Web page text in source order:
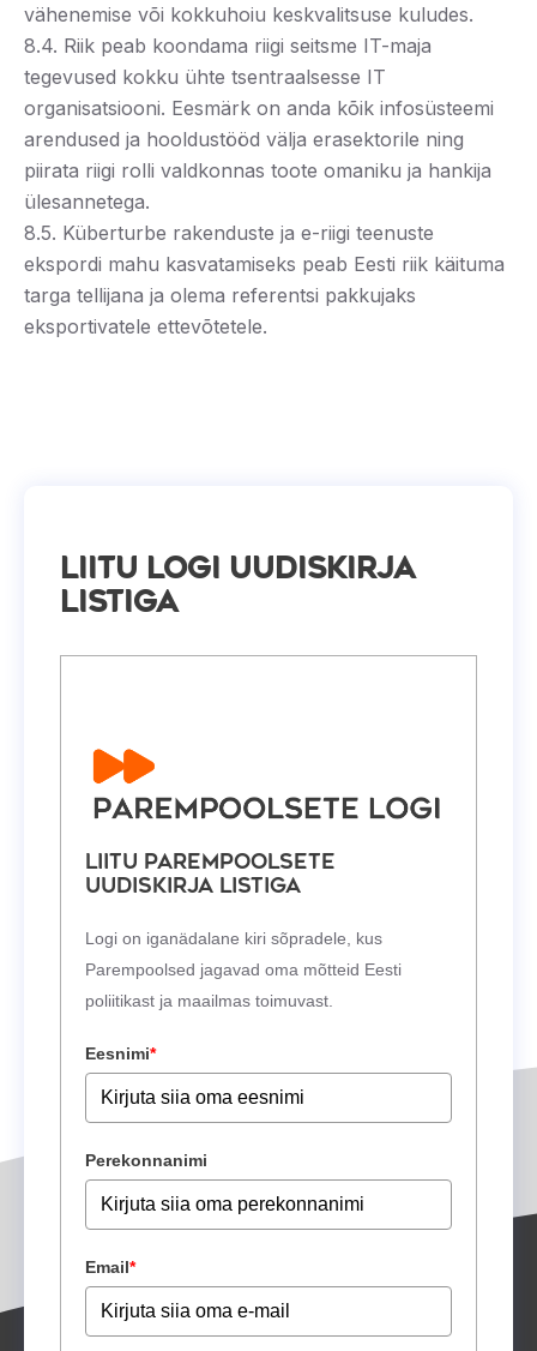
vähenemise või kokkuhoiu keskvalitsuse kuludes.
8.4. Riik peab koondama riigi seitsme IT-maja
tegevused kokku ühte tsentraalsesse IT
organisatsiooni. Eesmärk on anda kõik infosüsteemi
arendused ja hooldustööd välja erasektorile ning
piirata riigi rolli valdkonnas toote omaniku ja hankija
ülesannetega.
8.5. Küberturbe rakenduste ja e-riigi teenuste
ekspordi mahu kasvatamiseks peab Eesti riik käituma
targa tellijana ja olema referentsi pakkujaks
eksportivatele ettevõtetele.
Liitu Logi uudiskirja
listiga
Liitu Parempoolsete
uudiskirja listiga
Logi on iganädalane kiri sõpradele, kus
Parempoolsed jagavad oma mõtteid Eesti
poliitikast ja maailmas toimuvast.
Eesnimi*
Perekonnanimi
Email*